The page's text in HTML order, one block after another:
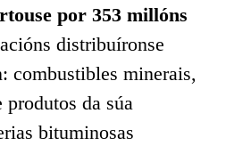
por 353 millóns
distribuíronse
combustibles minerais,
produtos da súa
bituminosas